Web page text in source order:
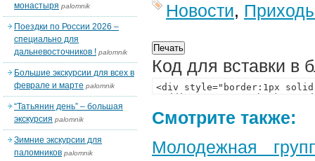
Новости,
Код для вставки в
Смотрите также:
Молодежная
монастыря palomnik
Поездки по России 2026 –
специально для
дальневосточников ! palomnik
Большие экскурсии для всех в
феврале и марте palomnik
“Татьянин день” – большая
экскурсия palomnik
Зимние экскурсии для
паломников palomnik